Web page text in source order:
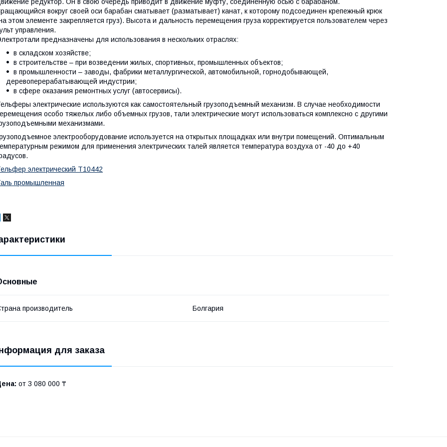
редуктор. Он в свою очередь приводит в движение муфту, соединенную осью с барабаном.
вокруг своей оси барабан сматывает (разматывает) канат, к которому подсоединен крепежный крюк
этом элементе закрепляется груз). Высота и дальность перемещения груза корректируется пользователем через
управления.
предназначены для использования в нескольких отраслях:
в складском хозяйстве;
в строительстве – при возведении жилых, спортивных, промышленных объектов;
в промышленности – заводы, фабрики металлургической, автомобильной, горнодобывающей,
деревоперерабатывающей индустрии;
в сфере оказания ремонтных услуг (автосервисы).
электрические используются как самостоятельный грузоподъемный механизм. В случае необходимости
особо тяжелых либо объемных грузов, тали электрические могут использоваться комплексно с другими
механизмами.
электрооборудование используется на открытых площадках или внутри помещений. Оптимальным
режимом для применения электрических талей является температура воздуха от -40 до +40
электрический Т10442
промышленная
производитель Болгария
для заказа
от 3 080 000 ₸